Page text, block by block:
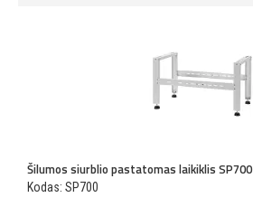
Šilumos siurblio pastatomas laikiklis SP700
Kodas: SP700